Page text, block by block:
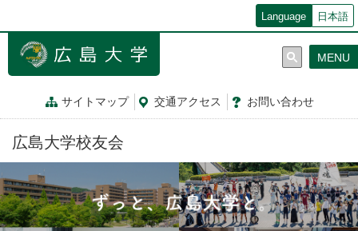
ン
動
Language 日本語
サイトマップ 交通アクセス お問い合わせ
MENU
広島大学校友会